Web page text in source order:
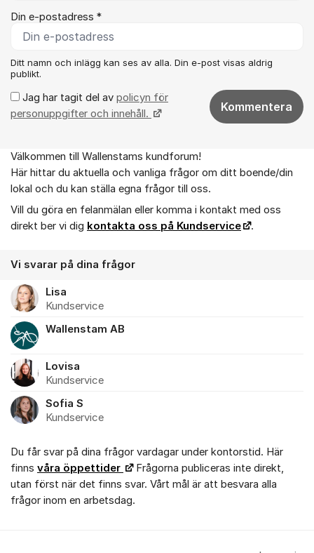
Din e-postadress *
Ditt namn och inlägg kan ses av alla. Din e-post visas aldrig
publikt.
Jag har tagit del av policyn för
personuppgifter och innehåll.
Kommentera
Om forumet
Välkommen till Wallenstams kundforum!
Här hittar du aktuella och vanliga frågor om ditt boende/din
lokal och du kan ställa egna frågor till oss.
Vill du göra en felanmälan eller komma i kontakt med oss
direkt ber vi dig kontakta oss på Kundservice .
Vi svarar på dina frågor
Lisa
Kundservice
Wallenstam AB
Lovisa
Kundservice
Sofia S
Kundservice
Du får svar på dina frågor vardagar under kontorstid. Här
finns våra öppettider
Frågorna publiceras inte direkt,
utan först när det finns svar. Vårt mål är att besvara alla
frågor inom en arbetsdag.